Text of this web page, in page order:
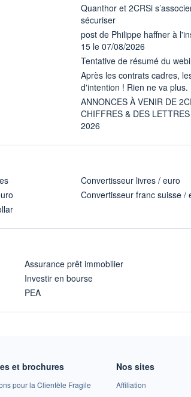
Quanthor et 2CRSi
sécuriser
post de Philippe haffner à
15 le 07/08/2026
Tentative de résumé du
Après les contrats cadres,
d'intention ! Rien ne va plus.
ANNONCES À VENIR DE
CHIFFRES & DES
2026
Convertisseur livres / euro
Convertisseur franc suisse /
Assurance prêt immobilier
Investir en bourse
PEA
et brochures
pour la Clientèle Fragile
Nos sites
Affiliation